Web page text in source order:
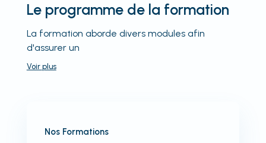
Le programme de la formation
La formation aborde divers modules afin
d'assurer un
Voir plus
Nos Formations